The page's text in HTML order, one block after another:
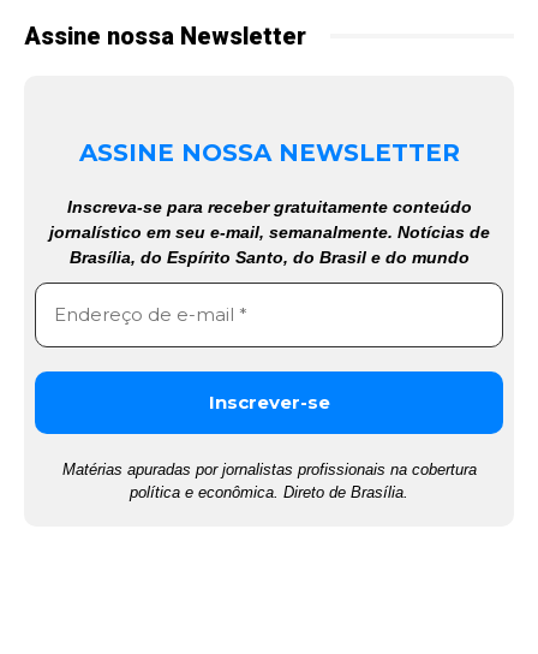
Assine nossa Newsletter
ASSINE NOSSA NEWSLETTER
Inscreva-se para receber gratuitamente conteúdo
jornalístico em seu e-mail, semanalmente. Notícias de
Brasília, do Espírito Santo, do Brasil e do mundo
Matérias apuradas por jornalistas profissionais na cobertura
política e econômica. Direto de Brasília.